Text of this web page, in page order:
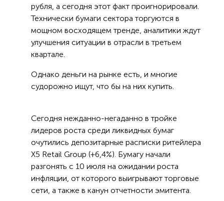
рубля, а сегодня этот факт проигнорировали.
Технически бумаги сектора торгуются в
мощном восходящем тренде, аналитики ждут
улучшения ситуации в отрасли в третьем
квартале.
Однако деньги на рынке есть, и многие
судорожно ищут, что бы на них купить.
Сегодня нежданно-негаданно в тройке
лидеров роста среди ликвидных бумаг
очутились депозитарные расписки ритейлера
Х5 Retail Group (+6,4%). Бумагу начали
разгонять с 10 июля на ожидании роста
инфляции, от которого выигрывают торговые
сети, а также в канун отчетности эмитента.